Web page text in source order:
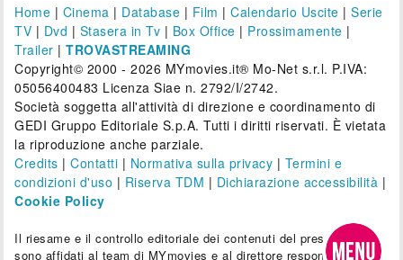
Home | Cinema | Database | Film |Calendario Uscite |Serie
TV | Dvd | Stasera in Tv | Box Office | Prossimamente |
Trailer |TROVASTREAMING
Copyright© 2000 - 2026 MYmovies.it® Mo-Net s.r.l. P.IVA:
05056400483 Licenza Siae n. 2792/I/2742.
Società soggetta all'attività di direzione e coordinamento di
GEDI Gruppo Editoriale S.p.A. Tutti i diritti riservati. È vietata
la riproduzione anche parziale.
Credits |Contatti | Normativa sulla privacy | Termini e
condizioni d'uso | Riserva TDM | Dichiarazione accessibilità |
Cookie Policy
Il riesame e il controllo editoriale dei contenuti del presente sito
sono affidati al team di MYmovies e al direttore responsabile.